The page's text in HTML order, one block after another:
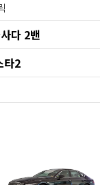
다 2밴
타2